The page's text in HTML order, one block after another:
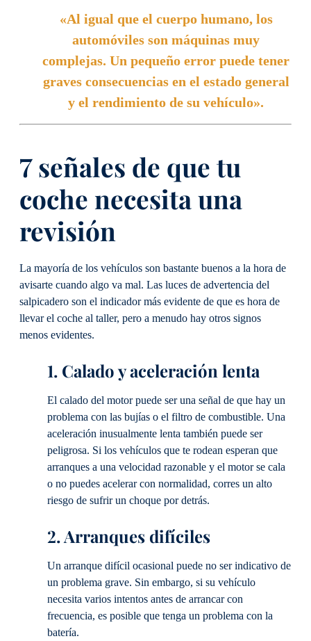
«Al igual que el cuerpo humano, los
automóviles son máquinas muy
complejas. Un pequeño error puede tener
graves consecuencias en el estado general
y el rendimiento de su vehículo».
7 señales de que tu
coche necesita una
revisión
La mayoría de los vehículos son bastante buenos a la hora de
avisarte cuando algo va mal. Las luces de advertencia del
salpicadero son el indicador más evidente de que es hora de
llevar el coche al taller, pero a menudo hay otros signos
menos evidentes.
1. Calado y aceleración lenta
El calado del motor puede ser una señal de que hay un
problema con las bujías o el filtro de combustible. Una
aceleración inusualmente lenta también puede ser
peligrosa. Si los vehículos que te rodean esperan que
arranques a una velocidad razonable y el motor se cala
o no puedes acelerar con normalidad, corres un alto
riesgo de sufrir un choque por detrás.
2. Arranques difíciles
Un arranque difícil ocasional puede no ser indicativo de
un problema grave. Sin embargo, si su vehículo
necesita varios intentos antes de arrancar con
frecuencia, es posible que tenga un problema con la
batería.